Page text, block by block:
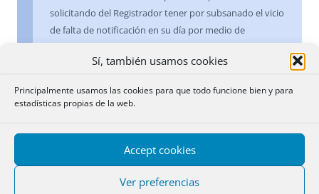
Sí, también usamos cookies
Principalmente usamos las cookies para que todo funcione bien y para
estadísticas propias de la web.
Accept cookies
Ver preferencias
solicitando del Registrador tener por subsanado el vicio
de falta de notificación en su día por medio de
unilateral. El Registrador deniega la inscripción al
existiendo además otros acreedores que han aceptado
posteriores.
El interesado recurre alegando que la aceptación fuera
de plazo se produce por causas ajenas al acreedor, no